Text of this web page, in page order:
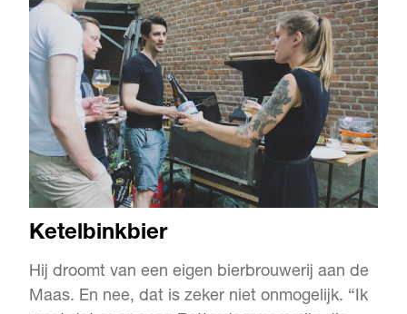
Ketelbinkbier
Hij droomt van een eigen bierbrouwerij aan de
Maas. En nee, dat is zeker niet onmogelijk. “Ik